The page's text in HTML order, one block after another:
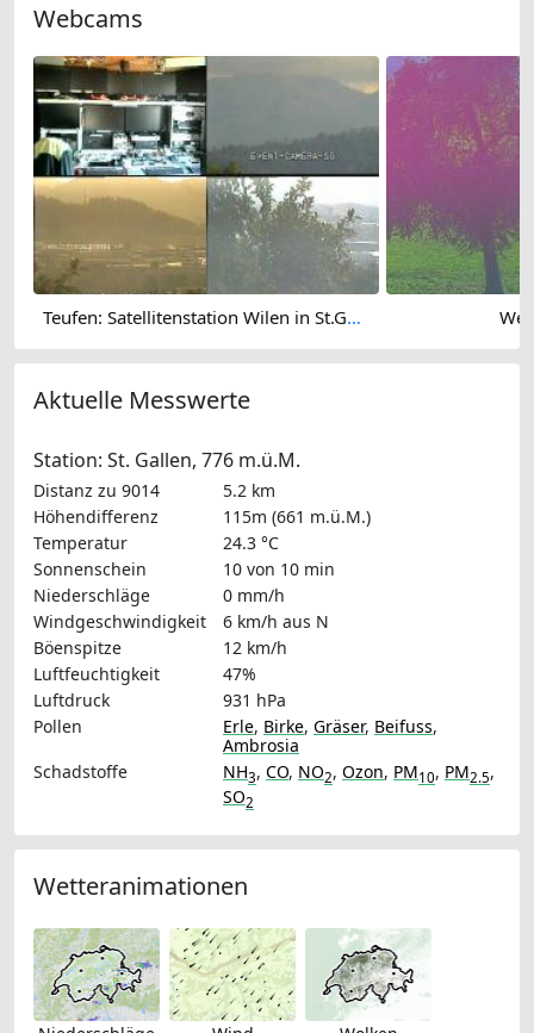
Webcams
Teufen: Satellitenstation Wilen in St.Gallen (Schweiz)
Aktuelle Messwerte
Station: St. Gallen, 776 m.ü.M.
Distanz zu 9014
5.2 km
Höhendifferenz
115m (661 m.ü.M.)
Temperatur
24.3 °C
Sonnenschein
10 von 10 min
Niederschläge
0 mm/h
Windgeschwindigkeit
6 km/h aus N
Böenspitze
12 km/h
Luftfeuchtigkeit
47%
Luftdruck
931 hPa
Pollen
Erle, Birke, Gräser, Beifuss,
Ambrosia
Schadstoffe
NH3, CO, NO2, Ozon, PM10, PM2.5,
SO2
Wetteranimationen